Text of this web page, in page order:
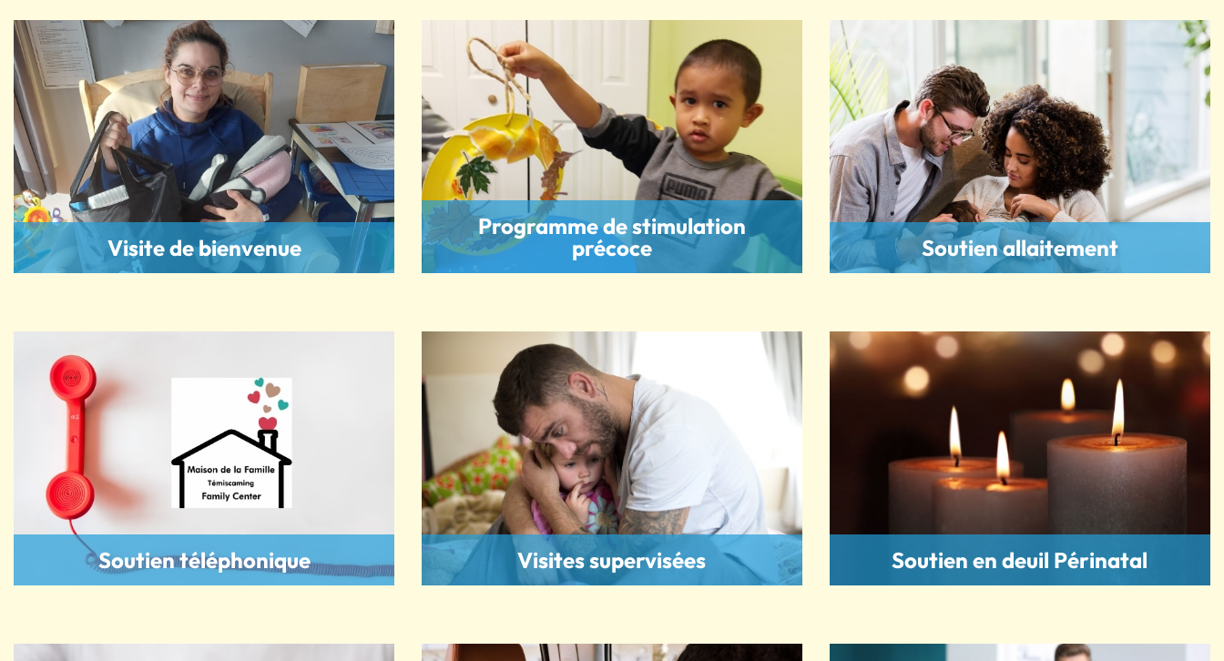
Visite de bienvenue
Programme de stimulation
précoce
Soutien allaitement
Soutien téléphonique Visites supervisées Soutien en deuil Périnatal